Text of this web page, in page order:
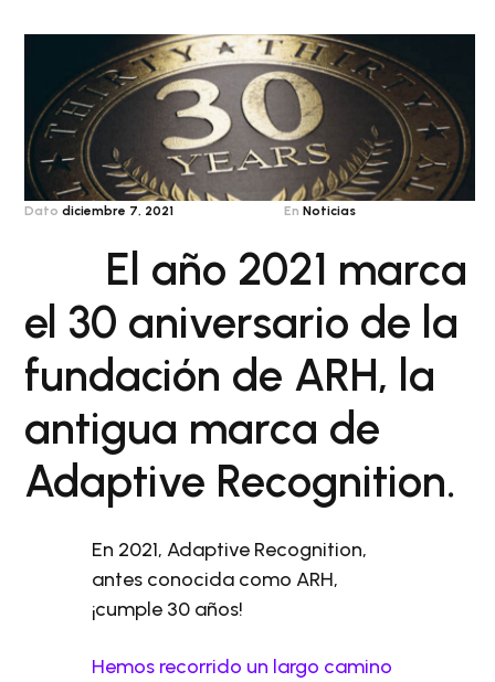
Dato diciembre 7, 2021 En Noticias
El año 2021 marca
el 30 aniversario de la
fundación de ARH, la
antigua marca de
Adaptive Recognition.
En 2021, Adaptive Recognition,
antes conocida como ARH,
¡cumple 30 años!
Hemos recorrido un largo camino